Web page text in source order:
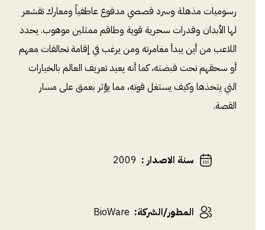
رسوميات مذهلة وسرد قصصي مدفوع عاطفياً ومعارك تقشعر
لها الأبدان وقدرات سحرية قوية وطاقم ممثلين موهوب. يحدد
اللاعب من أين يبدأ مغامرته ومن يرغب في إقامة تحالفات معهم
أو سحقهم تحت قبضته، كما أنه يعيد تعريف العالم بالخيارات
التي يتخذها وكيف يستغل قوته، مما يؤثر بعمق على مسار
القصة.
سنة الاصدار:
2009
المطور/الشركة:
BioWare